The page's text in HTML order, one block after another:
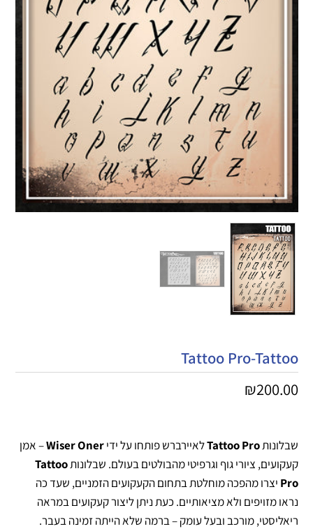
Tattoo Pro-Tattoo
₪200.00
שבלונותTattoo Proלאיירברש פותחו על ידיWiser Oner– אמן
קעקועים, ציורי גוף וגרפיטי מהבולטים בעולם. שבלונותTattoo
Pro יצרו מהפכה מוחלטת בתחום הקעקועים הזמניים, שעד כה
נראו מזויפים ולא מציאותיים. כעת ניתן ליצור קעקועים במראה
ריאליסטי, מורכב ובעל עומק – ברמה שלא הייתה זמינה בעבר.